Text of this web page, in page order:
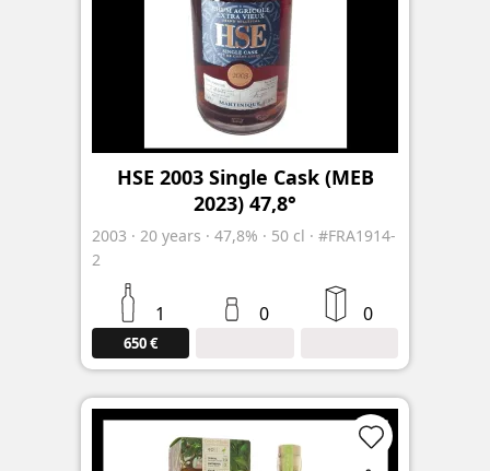
HSE 2003 Single Cask (MEB
2023) 47,8°
2003 · 20 years · 47,8% · 50 cl · #FRA1914-
2
1
650 €
0 0